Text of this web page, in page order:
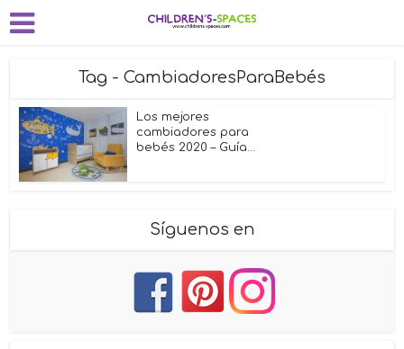
Tag - CambiadoresParaBebés
Los mejores
cambiadores para
bebés 2020 – Guía...
Síguenos en